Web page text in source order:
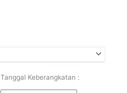
Tanggal Keberangkatan :